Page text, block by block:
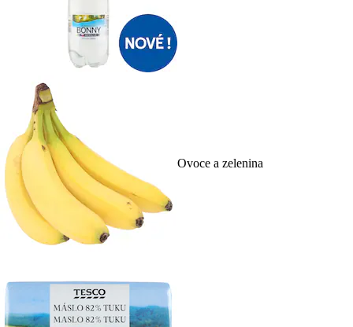
Ovoce a zelenina